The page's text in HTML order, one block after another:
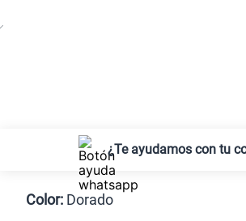
¿Te ayudamos con tu
Color: Dorado